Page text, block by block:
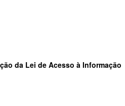
da Lei de Acesso à Informação